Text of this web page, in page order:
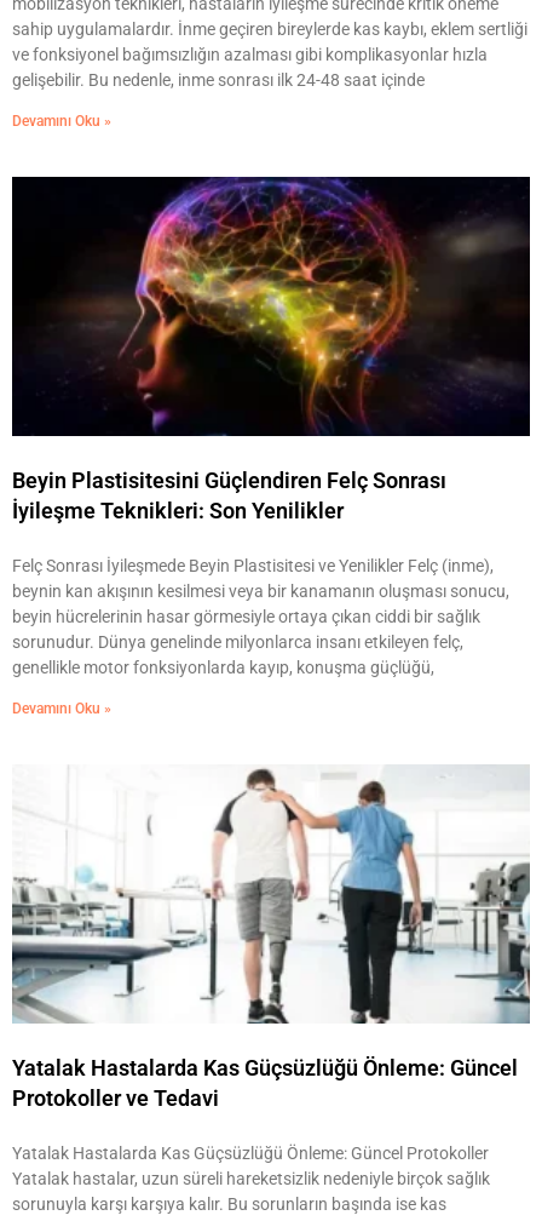
sahip uygulamalardır. İnme geçiren bireylerde kas kaybı, eklem sertliği
ve fonksiyonel bağımsızlığın azalması gibi komplikasyonlar hızla
gelişebilir. Bu nedenle, inme sonrası ilk 24-48 saat içinde
Devamını Oku »
Beyin Plastisitesini Güçlendiren Felç Sonrası
İyileşme Teknikleri: Son Yenilikler
Felç Sonrası İyileşmede Beyin Plastisitesi ve Yenilikler Felç (inme),
beynin kan akışının kesilmesi veya bir kanamanın oluşması sonucu,
beyin hücrelerinin hasar görmesiyle ortaya çıkan ciddi bir sağlık
sorunudur. Dünya genelinde milyonlarca insanı etkileyen felç,
genellikle motor fonksiyonlarda kayıp, konuşma güçlüğü,
Devamını Oku »
Yatalak Hastalarda Kas Güçsüzlüğü Önleme: Güncel
Protokoller ve Tedavi
Yatalak Hastalarda Kas Güçsüzlüğü Önleme: Güncel Protokoller
Yatalak hastalar, uzun süreli hareketsizlik nedeniyle birçok sağlık
sorunuyla karşı karşıya kalır. Bu sorunların başında ise kas